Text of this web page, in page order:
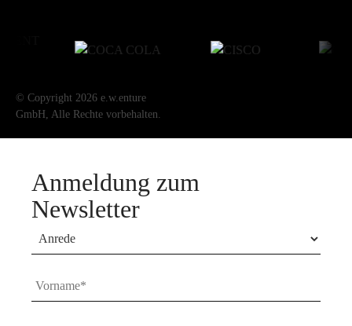
© Copyright 2026 e.w.enture
GmbH, Alle Rechte vorbehalten.
Anmeldung zum
Newsletter